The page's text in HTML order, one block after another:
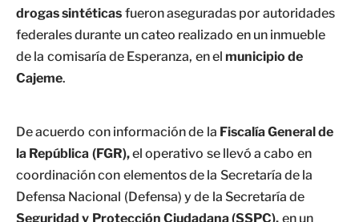
drogas sintéticas fueron aseguradas por autoridades
federales durante un cateo realizado en un inmueble
de la comisaría de Esperanza, en elmunicipio de
Cajeme.
De acuerdo con información de la Fiscalía General de
la República (FGR),el operativo se llevó a cabo en
coordinación con elementos de la Secretaría de la
Defensa Nacional (Defensa) y de la Secretaría de
Seguridad y Protección Ciudadana (SSPC), en un